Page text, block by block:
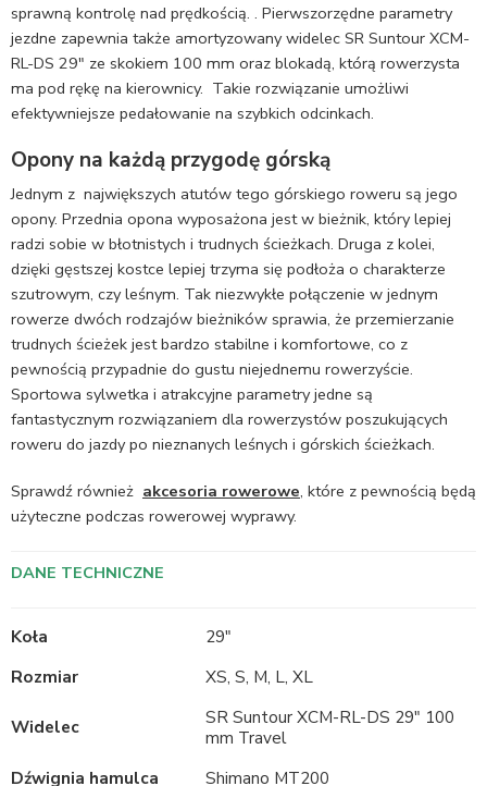
sprawną kontrolę nad prędkością. . Pierwszorzędne parametry
jezdne zapewnia także amortyzowany widelec SR Suntour XCM-
RL-DS 29″ ze skokiem 100 mm oraz blokadą, którą rowerzysta
ma pod rękę na kierownicy. Takie rozwiązanie umożliwi
efektywniejsze pedałowanie na szybkich odcinkach.
Opony na każdą przygodę górską
Jednym z największych atutów tego górskiego roweru są jego
opony. Przednia opona wyposażona jest w bieżnik, który lepiej
radzi sobie w błotnistych i trudnych ścieżkach. Druga z kolei,
dzięki gęstszej kostce lepiej trzyma się podłoża o charakterze
szutrowym, czy leśnym. Tak niezwykłe połączenie w jednym
rowerze dwóch rodzajów bieżników sprawia, że przemierzanie
trudnych ścieżek jest bardzo stabilne i komfortowe, co z
pewnością przypadnie do gustu niejednemu rowerzyście.
Sportowa sylwetka i atrakcyjne parametry jedne są
fantastycznym rozwiązaniem dla rowerzystów poszukujących
roweru do jazdy po nieznanych leśnych i górskich ścieżkach.
Sprawdź również akcesoria rowerowe, które z pewnością będą
użyteczne podczas rowerowej wyprawy.
DANE TECHNICZNE
Koła
29″
Rozmiar
XS, S, M, L, XL
Widelec
SR Suntour XCM-RL-DS 29″ 100
mm Travel
Dźwignia hamulca
Shimano MT200